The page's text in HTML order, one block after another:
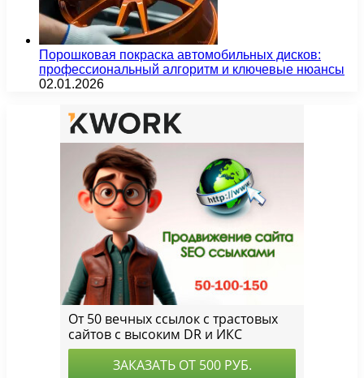
Порошковая покраска автомобильных дисков:
профессиональный алгоритм и ключевые нюансы
02.01.2026